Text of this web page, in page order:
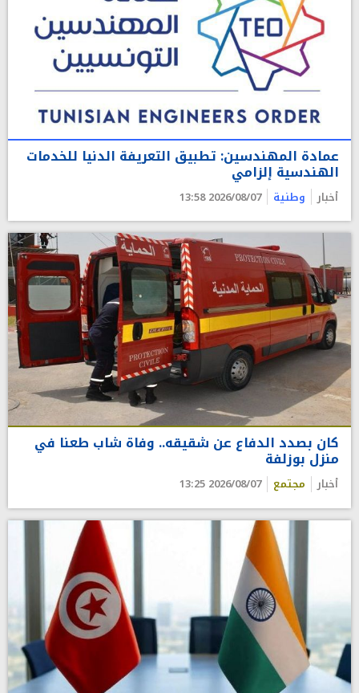
عمادة المهندسين: تطبيق التعريفة الدنيا للخدمات
الهندسية إلزامي
أخبار وطنية 2026/08/07 13:58
كان بصدد الدفاع عن شقيقه.. وفاة شاب طعنا في
منزل بوزلفة
أخبار مجتمع 2026/08/07 13:25